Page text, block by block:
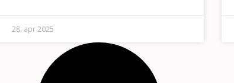
28. apr 2025